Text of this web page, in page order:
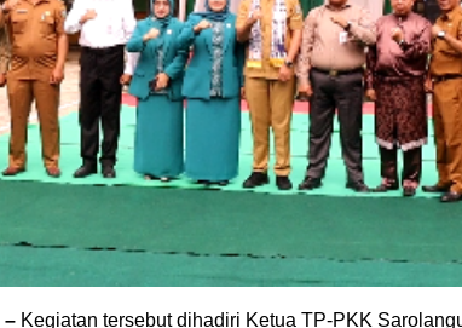
–Kegiatan tersebut dihadiri Ketua TP-PKK